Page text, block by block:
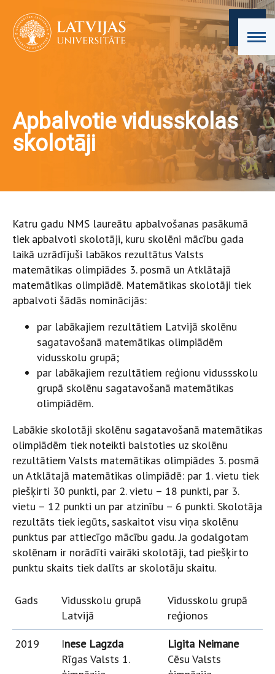
Apbalvotie vidusskolas
skolotāji
Katru gadu NMS laureātu apbalvošanas pasākumā
tiek apbalvoti skolotāji, kuru skolēni mācību gada
laikā uzrādījuši labākos rezultātus Valsts
matemātikas olimpiādes 3. posmā un Atklātajā
matemātikas olimpiādē. Matemātikas skolotāji tiek
apbalvoti šādās nominācijās:
par labākajiem rezultātiem Latvijā skolēnu
sagatavošanā matemātikas olimpiādēm
vidusskolu grupā;
par labākajiem rezultātiem reģionu vidussskolu
grupā skolēnu sagatavošanā matemātikas
olimpiādēm.
Labākie skolotāji skolēnu sagatavošanā matemātikas
olimpiādēm tiek noteikti balstoties uz skolēnu
rezultātiem Valsts matemātikas olimpiādes 3. posmā
un Atklātajā matemātikas olimpiādē: par 1. vietu tiek
piešķirti 30 punkti, par 2. vietu – 18 punkti, par 3.
vietu – 12 punkti un par atzinību – 6 punkti. Skolotāja
rezultāts tiek iegūts, saskaitot visu viņa skolēnu
punktus par attiecīgo mācību gadu. Ja godalgotam
skolēnam ir norādīti vairāki skolotāji, tad piešķirto
punktu skaits tiek dalīts ar skolotāju skaitu.
Gads
Vidusskolu grupā
Latvijā
Vidusskolu grupā
reģionos
2019
Inese Lagzda
Rīgas Valsts 1.
Ligita Neimane
Cēsu Valsts